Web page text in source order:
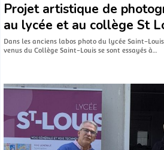
Projet artistique de
au lycée et au collège St
Dans les anciens labos photo du lycée Saint-
venus du Collège Saint-Louis se sont essayés à…